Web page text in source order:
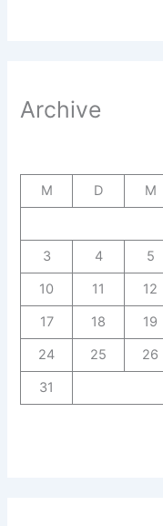
Archive
M
D M
3
4 5
10
11 12
17
18 19
24
25 26
31